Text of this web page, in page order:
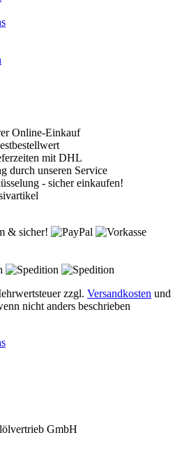
Online-Einkauf
mit DHL
durch unseren Service
- sicher einkaufen!
& sicher!
zzgl. Versandkosten und
nicht anders beschrieben
GmbH